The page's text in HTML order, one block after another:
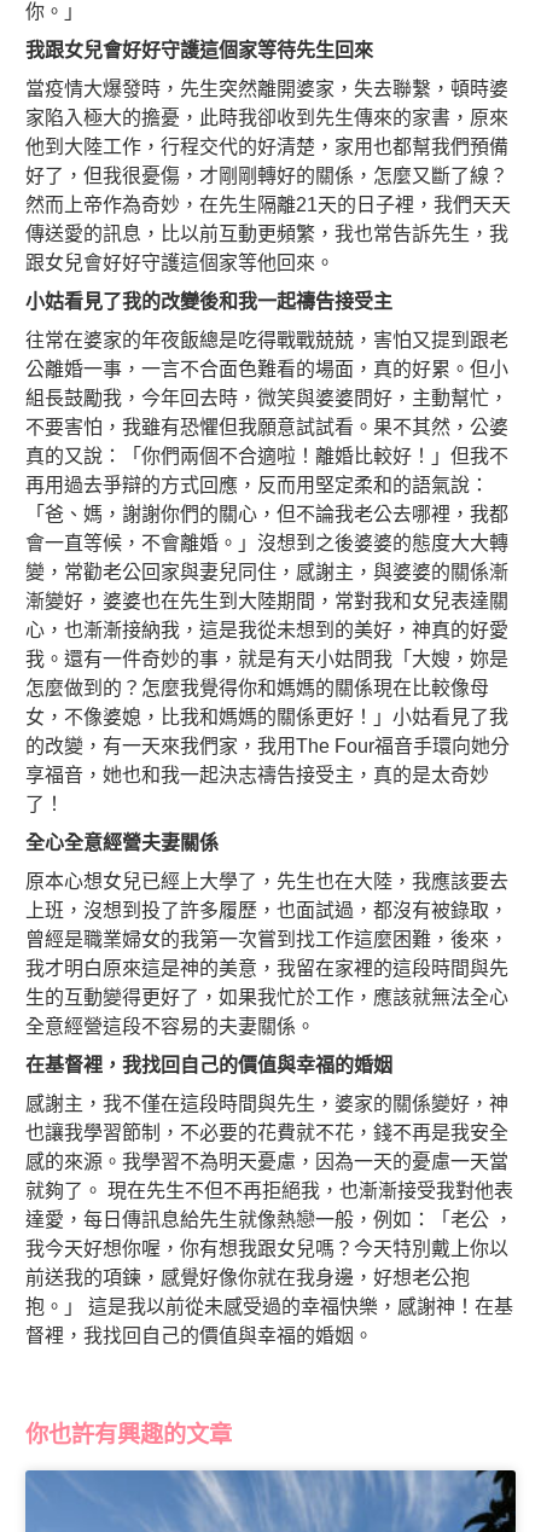
你。」
我跟女兒會好好守護這個家等待先生回來
當疫情大爆發時，先生突然離開婆家，失去聯繫，頓時婆
家陷入極大的擔憂，此時我卻收到先生傳來的家書，原來
他到大陸工作，行程交代的好清楚，家用也都幫我們預備
好了，但我很憂傷，才剛剛轉好的關係，怎麼又斷了線？
然而上帝作為奇妙，在先生隔離21天的日子裡，我們天天
傳送愛的訊息，比以前互動更頻繁，我也常告訴先生，我
跟女兒會好好守護這個家等他回來。
小姑看見了我的改變後和我一起禱告接受主
往常在婆家的年夜飯總是吃得戰戰兢兢，害怕又提到跟老
公離婚一事，一言不合面色難看的場面，真的好累。但小
組長鼓勵我，今年回去時，微笑與婆婆問好，主動幫忙，
不要害怕，我雖有恐懼但我願意試試看。果不其然，公婆
真的又說：「你們兩個不合適啦！離婚比較好！」但我不
再用過去爭辯的方式回應，反而用堅定柔和的語氣說：
「爸、媽，謝謝你們的關心，但不論我老公去哪裡，我都
會一直等候，不會離婚。」沒想到之後婆婆的態度大大轉
變，常勸老公回家與妻兒同住，感謝主，與婆婆的關係漸
漸變好，婆婆也在先生到大陸期間，常對我和女兒表達關
心，也漸漸接納我，這是我從未想到的美好，神真的好愛
我。還有一件奇妙的事，就是有天小姑問我「大嫂，妳是
怎麼做到的？怎麼我覺得你和媽媽的關係現在比較像母
女，不像婆媳，比我和媽媽的關係更好！」小姑看見了我
的改變，有一天來我們家，我用The Four福音手環向她分
享福音，她也和我一起決志禱告接受主，真的是太奇妙
了！
全心全意經營夫妻關係
原本心想女兒已經上大學了，先生也在大陸，我應該要去
上班，沒想到投了許多履歷，也面試過，都沒有被錄取，
曾經是職業婦女的我第一次嘗到找工作這麼困難，後來，
我才明白原來這是神的美意，我留在家裡的這段時間與先
生的互動變得更好了，如果我忙於工作，應該就無法全心
全意經營這段不容易的夫妻關係。
在基督裡，我找回自己的價值與幸福的婚姻
感謝主，我不僅在這段時間與先生，婆家的關係變好，神
也讓我學習節制，不必要的花費就不花，錢不再是我安全
感的來源。我學習不為明天憂慮，因為一天的憂慮一天當
就夠了。 現在先生不但不再拒絕我，也漸漸接受我對他表
達愛，每日傳訊息給先生就像熱戀一般，例如：「老公 ，
我今天好想你喔，你有想我跟女兒嗎？今天特別戴上你以
前送我的項鍊，感覺好像你就在我身邊，好想老公抱
抱。」 這是我以前從未感受過的幸福快樂，感謝神！在基
督裡，我找回自己的價值與幸福的婚姻。
你也許有興趣的文章